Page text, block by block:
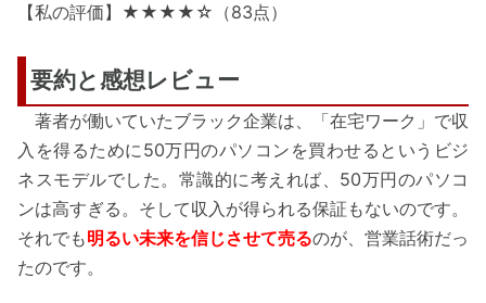
【私の評価】★★★★☆（83点）
要約と感想レビュー
著者が働いていたブラック企業は、「在宅ワーク」で収
入を得るために50万円のパソコンを買わせるというビジ
ネスモデルでした。常識的に考えれば、50万円のパソコ
ンは高すぎる。そして収入が得られる保証もないのです。
それでも明るい未来を信じさせて売るのが、営業話術だっ
たのです。